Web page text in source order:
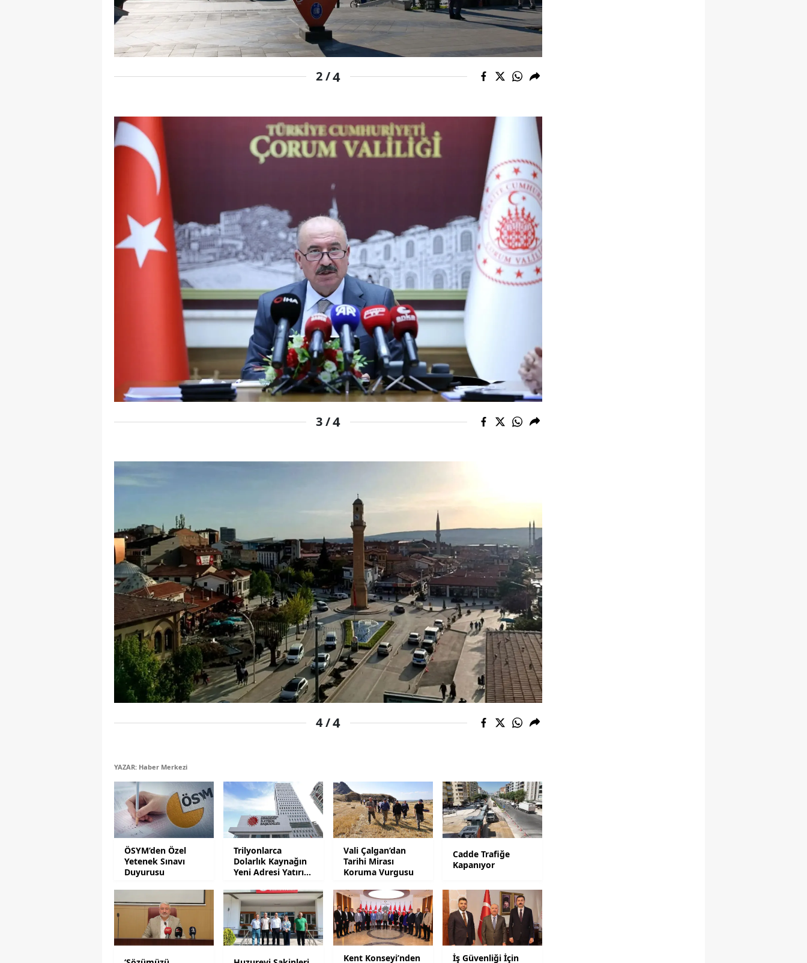
Muş
Nevşehir
Niğde
Samsun
Sinop
Sivas
Tekirdağ
Tokat
Trabzon
Tunceli
Şanlıurfa
Uşak
Van
Karaman
Kırıkkale
Batman
Şırnak
Bartın
Ardahan
Iğdır
Osmaniye
Düzce
2 /4
3 /4
4 /4
YAZAR: Haber Merkezi
ÖSYM’den Özel
Yetenek Sınavı
Duyurusu
Trilyonlarca
Dolarlık Kaynağın
Yeni Adresi Yatırım
Vali Çalgan’dan
Tarihi Mirası
Koruma Vurgusu
Cadde Trafiğe
Kapanıyor
Kent Konseyi’nden İş Güvenliği İçin